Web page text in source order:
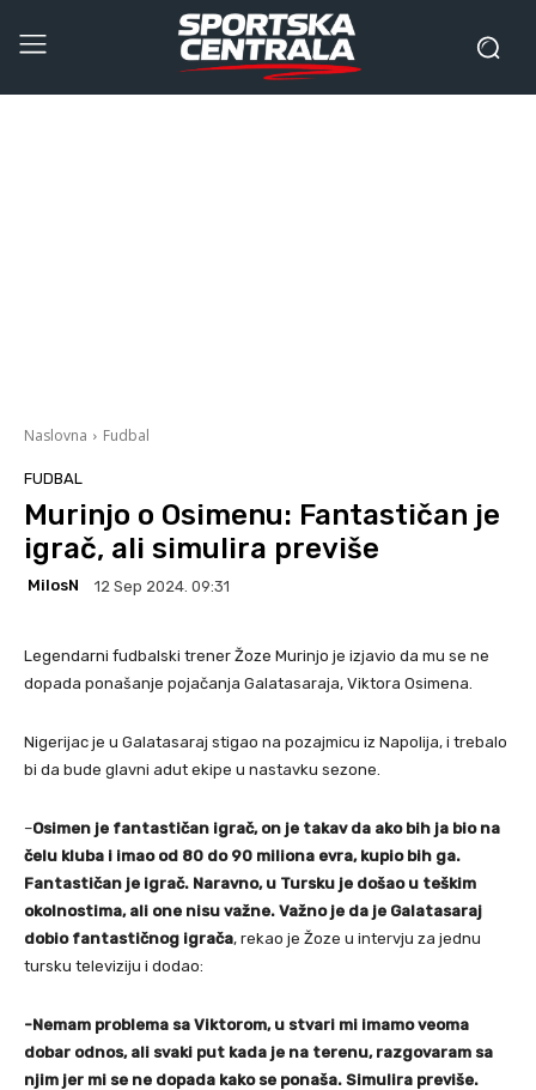
Naslovna Fudbal
FUDBAL
Murinjo o Osimenu: Fantastičan je
igrač, ali simulira previše
MilosN 12 Sep 2024. 09:31
Legendarni fudbalski trener Žoze Murinjo je izjavio da mu se ne
dopada ponašanje pojačanja Galatasaraja, Viktora Osimena.
Nigerijac je u Galatasaraj stigao na pozajmicu iz Napolija, i trebalo
bi da bude glavni adut ekipe u nastavku sezone.
–Osimen je fantastičan igrač, on je takav da ako bih ja bio na
čelu kluba i imao od 80 do 90 miliona evra, kupio bih ga.
Fantastičan je igrač. Naravno, u Tursku je došao u teškim
okolnostima, ali one nisu važne. Važno je da je Galatasaraj
dobio fantastičnog igrača, rekao je Žoze u intervju za jednu
tursku televiziju i dodao:
-Nemam problema sa Viktorom, u stvari mi imamo veoma
dobar odnos, ali svaki put kada je na terenu, razgovaram sa
njim jer mi se ne dopada kako se ponaša. Simulira previše.